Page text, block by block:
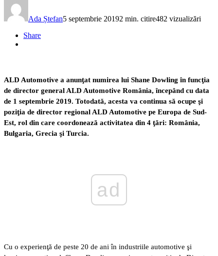
Ada Ștefan5 septembrie 20192 min. citire482 vizualizări
Share
ALD Automotive a anunţat numirea lui Shane Dowling în funcţia
de director general ALD Automotive România, începând cu data
de 1 septembrie 2019. Totodată, acesta va continua să ocupe şi
poziţia de director regional ALD Automotive pe Europa de Sud-
Est, rol din care coordonează activitatea din 4 ţări: România,
Bulgaria, Grecia şi Turcia.
ad
Cu o experienţă de peste 20 de ani în industriile automotive şi